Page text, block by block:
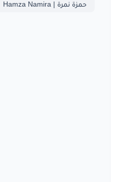
حمزة نمرة | Hamza Namira